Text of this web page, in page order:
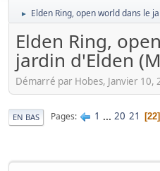
► Elden Ring, open world dans le
Elden Ring,
jardin d'Elden
Démarré par Hobes, Janvier 10,
EN BAS Pages 1 ... 20 21 22